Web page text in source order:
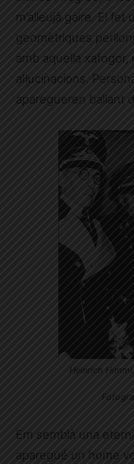
m’alleujà gaire. El
geomètriques
amb aquella
al·lucinacions.
aparegueren ballant
Heinrich
Em semblà una
aparegué un home